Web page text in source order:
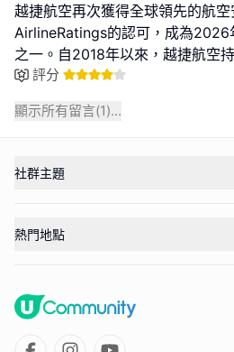
越捷航空再次獲得全球領先的航
AirlineRatings的認可，成為2026
之一。自2018年以來，越捷航空
評分
顯示所有留言(1)...
社群主題
熱門地點